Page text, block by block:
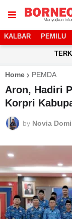
KALBAR PEMILU
Home PEMDA
Aron, Hadiri
Korpri
by Novia